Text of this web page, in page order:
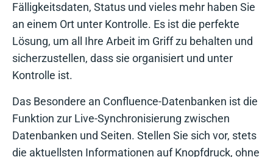
Fälligkeitsdaten, Status und vieles mehr haben Sie
an einem Ort unter Kontrolle. Es ist die perfekte
Lösung, um all Ihre Arbeit im Griff zu behalten und
sicherzustellen, dass sie organisiert und unter
Kontrolle ist.
Das Besondere an Confluence-Datenbanken ist die
Funktion zur Live-Synchronisierung zwischen
Datenbanken und Seiten. Stellen Sie sich vor, stets
die aktuellsten Informationen auf Knopfdruck, ohne